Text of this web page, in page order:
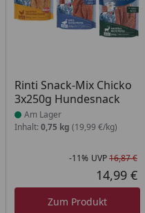
Rinti Snack-Mix Chicko
3x250g Hundesnack
Produkt am Lager
Am Lager
Inhalt: 0,75 kg (19,99 €/kg)
-11% UVP16,87 €
14,99 €
Zum Produkt